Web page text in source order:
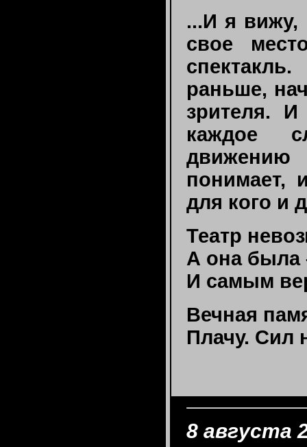
...И я вижу,
свое
раньше,
зрителя.
каждое
понимает,
для кого и
Театр
А она была
И самым
Вечная
Плачу. Сил
8 августа